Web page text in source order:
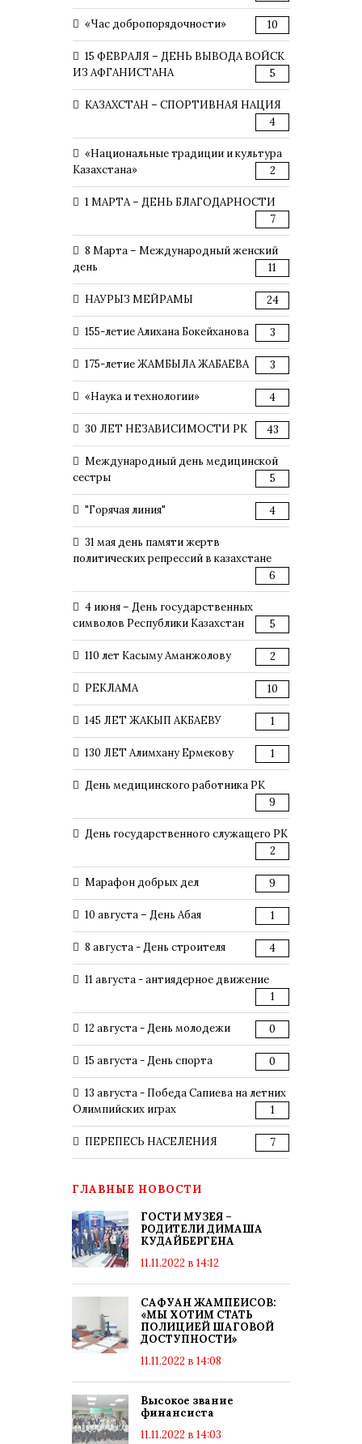
«Час добропорядочности» 10
15 ФЕВРАЛЯ – ДЕНЬ ВЫВОДА ВОЙСК
ИЗ АФГАНИСТАНА
5
КАЗАХСТАН – СПОРТИВНАЯ НАЦИЯ
4
«Национальные традиции и культура
Казахстана»
2
1 МАРТА – ДЕНЬ БЛАГОДАРНОСТИ
7
8 Марта – Международный женский
день
11
НАУРЫЗ МЕЙРАМЫ 24
155-летие Алихана Бокейханова 3
175-летие ЖАМБЫЛА ЖАБАЕВА 3
«Наука и технологии» 4
30 ЛЕТ НЕЗАВИСИМОСТИ РК 43
Международный день медицинской
сестры
5
"Горячая линия" 4
31 мая день памяти жертв
политических репрессий в казахстане
6
4 июня – День государственных
символов Республики Казахстан
5
110 лет Касыму Аманжолову 2
РЕКЛАМА 10
145 ЛЕТ ЖАКЫП АКБАЕВУ 1
130 ЛЕТ Алимхану Ермекову 1
День медицинского работника РК
9
День государственного служащего РК
2
Марафон добрых дел 9
10 августа – День Абая 1
8 августа - День строителя 4
11 августа - антиядерное движение
1
12 августа - День молодежи 0
15 августа - День спорта 0
13 августа - Победа Сапиева на летних
Олимпийских играх
1
ПЕРЕПЕСЬ НАСЕЛЕНИЯ 7
ГЛАВНЫЕ НОВОСТИ
ГОСТИ МУЗЕЯ –
РОДИТЕЛИ ДИМАША
КУДАЙБЕРГЕНА
11.11.2022 в 14:12
САФУАН ЖАМПЕИСОВ:
«МЫ ХОТИМ СТАТЬ
ПОЛИЦИЕЙ ШАГОВОЙ
ДОСТУПНОСТИ»
11.11.2022 в 14:08
Высокое звание
финансиста
11.11.2022 в 14:03